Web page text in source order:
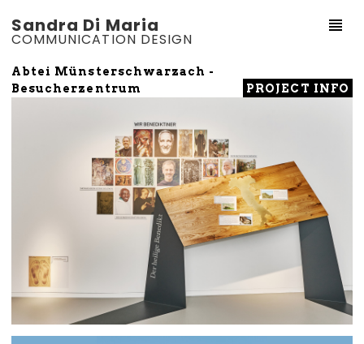
Sandra Di Maria
COMMUNICATION DESIGN
Abtei Münsterschwarzach -
Besucherzentrum
PROJECT INFO